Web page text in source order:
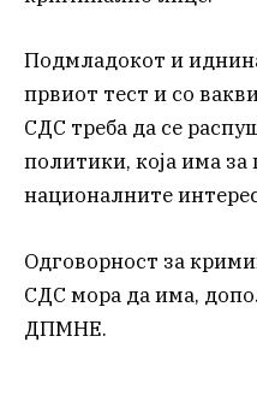
Подмладокот и
првиот тест и со
СДС треба да се
политики, која има за
националните
Одговорност за
СДС мора да има,
ДПМНЕ.